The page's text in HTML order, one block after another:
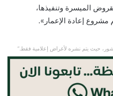
الميسرة وتنفيذها،
مشروع إعادة الإعمار».
حيث يتم نشره لأغراض إعلامية فقط.”